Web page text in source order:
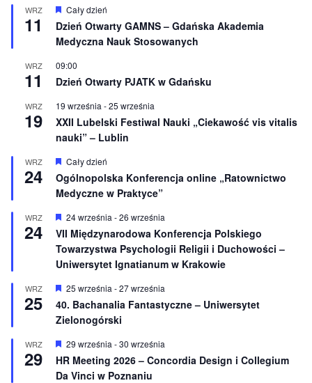
o
n
e
WRZ
11
W
y
r
ó
n
o
e
Cały dzień
Dzień Otwarty GAMNS – Gdańska Akademia
Medyczna Nauk Stosowanych
WRZ
11
09:00
Dzień Otwarty PJATK w Gdańsku
WRZ
19
19 września -25 września
XXII Lubelski Festiwal Nauki „Ciekawość vis vitalis
nauki” – Lublin
WRZ
24
W
r
ó
n
i
o
n
e
Cały dzień
Ogólnopolska Konferencja online „Ratownictwo
Medyczne w Praktyce”
WRZ
24
W
y
r
ó
ż
n
i
o
n
e
24 września -26 września
VII Międzynarodowa Konferencja Polskiego
Towarzystwa Psychologii Religii i Duchowości –
Uniwersytet Ignatianum w Krakowie
WRZ
25
W
r
ó
n
i
o
n
25 września -27 września
40. Bachanalia Fantastyczne – Uniwersytet
Zielonogórski
WRZ
29
W
y
r
ó
29 września -30 września
HR Meeting 2026 – Concordia Design i Collegium
Da Vinci w Poznaniu